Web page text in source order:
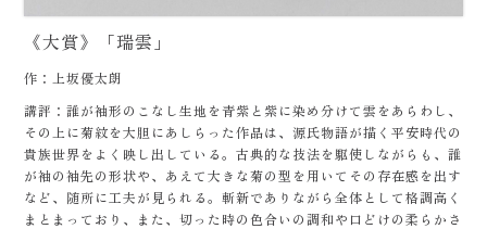
《大賞》「瑞雲」
作：上坂優太朗
講評：誰が袖形のこなし生地を青紫と紫に染め分けて雲をあらわし、
その上に菊紋を大胆にあしらった作品は、源氏物語が描く平安時代の
貴族世界をよく映し出している。古典的な技法を駆使しながらも、誰
が袖の袖先の形状や、あえて大きな菊の型を用いてその存在感を出す
など、随所に工夫が見られる。斬新でありながら全体として格調高く
まとまっており、また、切った時の色合いの調和や口どけの柔らかさ